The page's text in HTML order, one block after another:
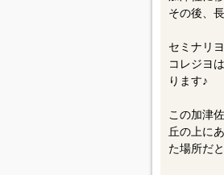
その後、
セミナリ
コレジヨ
ります♪
この加津
丘の上に
た場所だ